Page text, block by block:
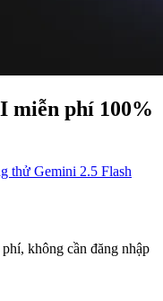
miễn phí 100%
thử Gemini 2.5 Flash
không cần đăng nhập